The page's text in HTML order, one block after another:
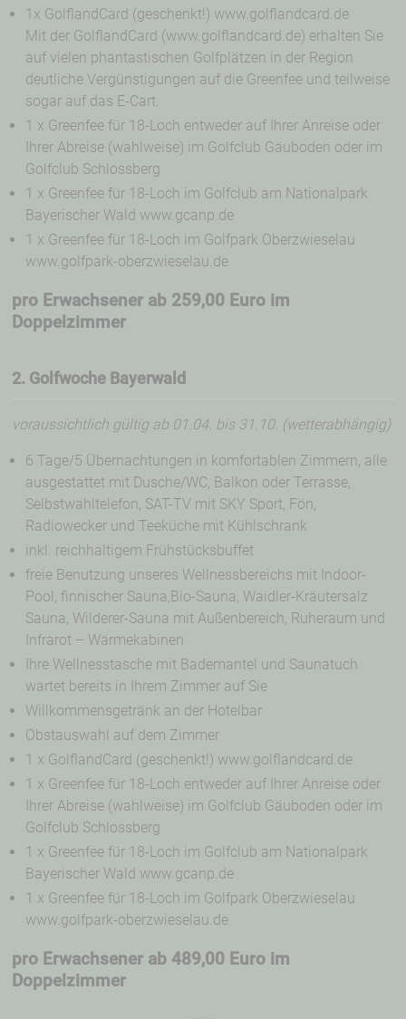
1x GolflandCard (geschenkt!) www.golflandcard.de
Mit der GolflandCard (www.golflandcard.de) erhalten Sie
auf vielen phantastischen Golfplätzen in der Region
deutliche Vergünstigungen auf die Greenfee und teilweise
sogar auf das E-Cart.
1 x Greenfee für 18-Loch entweder auf Ihrer Anreise oder
Ihrer Abreise (wahlweise) im Golfclub Gäuboden oder im
Golfclub Schlossberg
1 x Greenfee für 18-Loch im Golfclub am Nationalpark
Bayerischer Wald www.gcanp.de
1 x Greenfee für 18-Loch im Golfpark Oberzwieselau
www.golfpark-oberzwieselau.de
pro Erwachsener ab 259,00 Euro im
Doppelzimmer
2. Golfwoche Bayerwald
voraussichtlich gültig ab 01.04. bis 31.10. (wetterabhängig)
6 Tage/5 Übernachtungen in komfortablen Zimmern, alle
ausgestattet mit Dusche/WC, Balkon oder Terrasse,
Selbstwahltelefon, SAT-TV mit SKY Sport, Fön,
Radiowecker und Teeküche mit Kühlschrank
inkl. reichhaltigem Frühstücksbuffet
freie Benutzung unseres Wellnessbereichs mit Indoor-
Pool, finnischer Sauna,Bio-Sauna, Waidler-Kräutersalz
Sauna, Wilderer-Sauna mit Außenbereich, Ruheraum und
Infrarot – Wärmekabinen
Ihre Wellnesstasche mit Bademantel und Saunatuch
wartet bereits in Ihrem Zimmer auf Sie
Willkommensgetränk an der Hotelbar
Obstauswahl auf dem Zimmer
1 x GolflandCard (geschenkt!) www.golflandcard.de
1 x Greenfee für 18-Loch entweder auf Ihrer Anreise oder
Ihrer Abreise (wahlweise) im Golfclub Gäuboden oder im
Golfclub Schlossberg
1 x Greenfee für 18-Loch im Golfclub am Nationalpark
Bayerischer Wald www.gcanp.de
1 x Greenfee für 18-Loch im Golfpark Oberzwieselau
www.golfpark-oberzwieselau.de
pro Erwachsener ab 489,00 Euro im
Doppelzimmer